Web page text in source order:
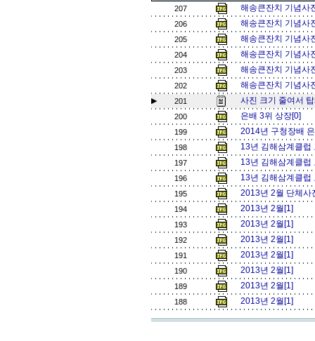
207 해송큰잔치 기념사
206 해송큰잔치 기념사
205 해송큰잔치 기념사
204 해송큰잔치 기념
203 해송큰잔치 기념
202 해송큰잔치 기념
▶ 201 사진 크기 줄여서
200 은배 3위 상장[0]
199 2014년 구청장배
198 13년 김해삼계클
197 13년 김해삼계클
196 13년 김해삼계클
195 2013년 2월 단체
194 2013년 2월[1]
193 2013년 2월[1]
192 2013년 2월[1]
191 2013년 2월[1]
190 2013년 2월[1]
189 2013년 2월[1]
188 2013년 2월[1]